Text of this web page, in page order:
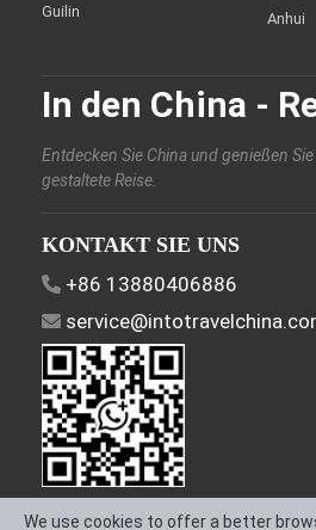
Guilin
Anhui
In den China -
Entdecken Sie China und genießen
gestaltete Reise.
KONTAKT SIE UNS
+86 13880406886
FOLGEN SIE UNS
We use cookies to offer a better